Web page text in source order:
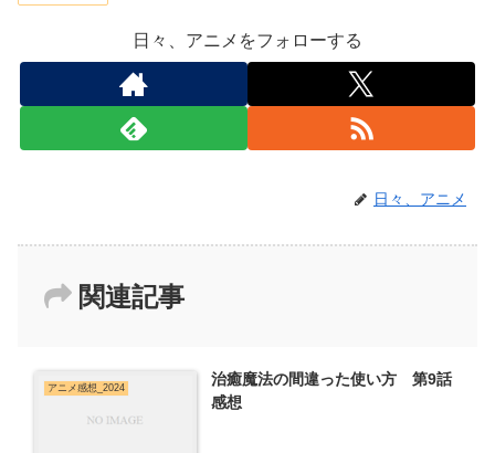
日々、アニメをフォローする
日々、アニメ
関連記事
アニメ感想_2024
治癒魔法の間違った使い方 第9話
感想